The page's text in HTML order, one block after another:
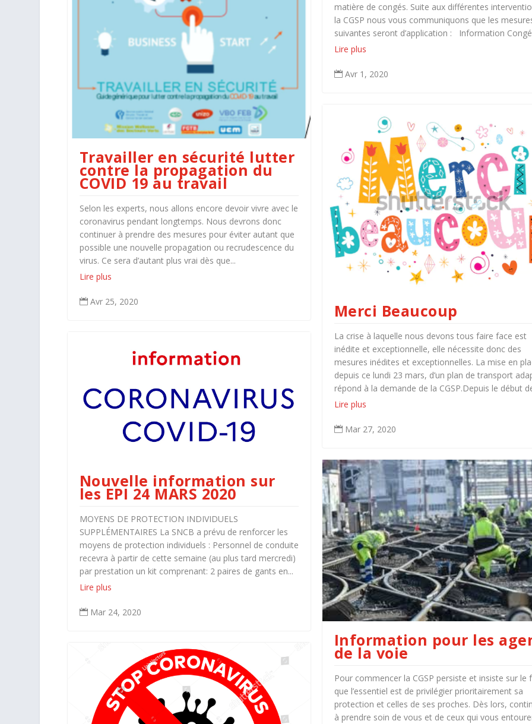
Travailler en sécurité lutter
contre la propagation du
COVID 19 au travail
Selon les experts, nous allons encore devoir vivre avec le
coronavirus pendant longtemps. Nous devrons donc
continuer à prendre des mesures pour éviter autant que
possible une nouvelle propagation ou recrudescence du
virus. Ce sera d’autant plus vrai dès que...
Lire plus
 Avr 25, 2020
matière de congés. Suite aux différentes
la CGSP nous vous communiquons que les
suivantes seront d’application : Information
Lire plus
 Avr 1, 2020
Merci Beaucoup
La crise à laquelle nous devons tous faire face est
inédite et exceptionnelle, elle nécessite donc des
mesures inédites et exceptionnelles. La mise en
depuis ce lundi 23 mars, d’un plan de transport
répond à la demande de la CGSP.Depuis le début
Lire plus
 Mar 27, 2020
Nouvelle information sur
les EPI 24 MARS 2020
MOYENS DE PROTECTION INDIVIDUELS
SUPPLÉMENTAIRES La SNCB a prévu de renforcer les
moyens de protection individuels : Personnel de conduite
recevra à partir de cette semaine (au plus tard mercredi)
par prestation un kit comprenant: 2 paires de gants en...
Lire plus
 Mar 24, 2020
Information pour les
de la voie
Pour commencer la CGSP persiste et insiste sur le
que l’essentiel est de privilégier prioritairement sa
protection et celles de ses proches. Dès lors,
à prendre soin de vous et de ceux qui vous